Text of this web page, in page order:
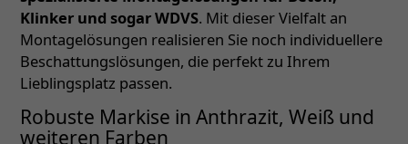
Klinker und sogar WDVS. Mit dieser Vielfalt an
Montagelösungen realisieren Sie noch individuellere
Beschattungslösungen, die perfekt zu Ihrem
Lieblingsplatz passen.
Robuste Markise in Anthrazit, Weiß und
weiteren Farben